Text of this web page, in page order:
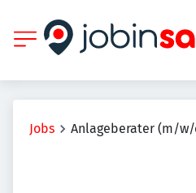
Jobs Anlageberater (m/